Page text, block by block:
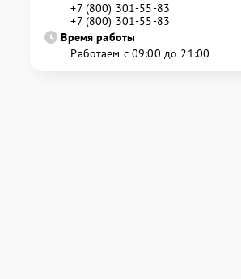
+7 (800) 301-55-83
+7 (800) 301-55-83
Время работы
Работаем с 09:00 до 21:00